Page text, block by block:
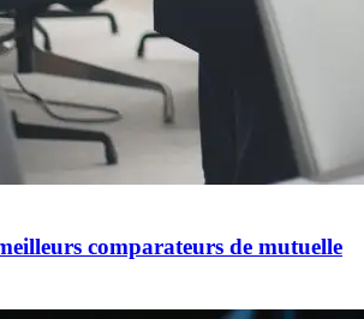
comparateurs de mutuelle